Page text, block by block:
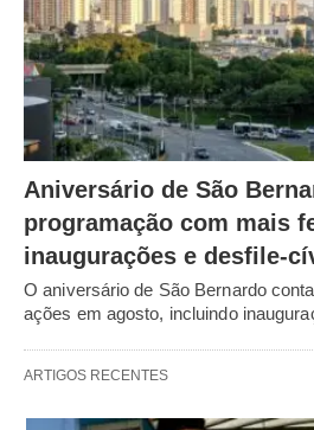
Aniversário de São
programação com mais
inaugurações e desfile-
O aniversário de São Bernardo
ações em agosto, incluindo
ARTIGOS RECENTES